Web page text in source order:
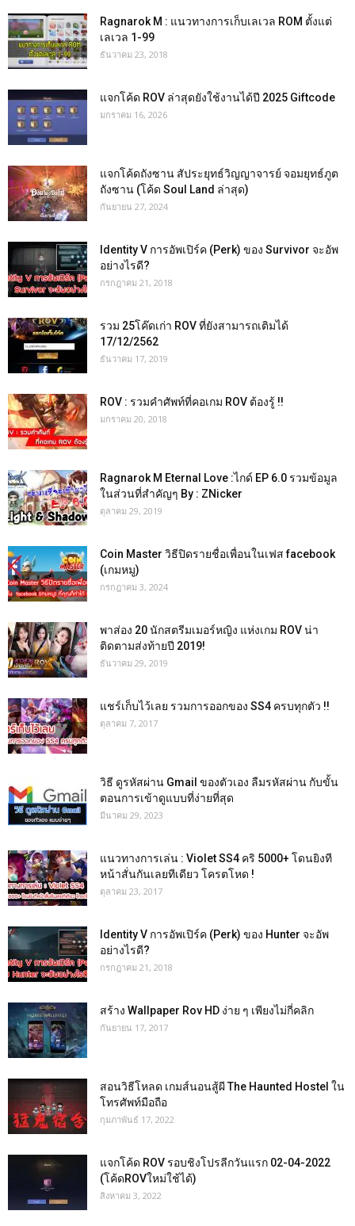
Ragnarok M : แนวทางการเก็บเลเวล ROM ตั้งแต่
เลเวล 1-99
ธันวาคม 23, 2018
แจกโค้ด ROV ล่าสุดยังใช้งานได้ปี 2025 Giftcode
มกราคม 16, 2026
แจกโค้ดถังซาน สัประยุทธ์วิญญาจารย์ จอมยุทธ์ภูต
ถังซาน (โค้ด Soul Land ล่าสุด)
กันยายน 27, 2024
Identity V การอัพเปิร์ค (Perk) ของ Survivor จะอัพ
อย่างไรดี?
กรกฎาคม 21, 2018
รวม 25โค๊ดเก่า ROV ที่ยังสามารถเติมได้
17/12/2562
ธันวาคม 17, 2019
ROV : รวมคำศัพท์ที่คอเกม ROV ต้องรู้ !!
มกราคม 20, 2018
Ragnarok M Eternal Love :ไกด์ EP 6.0 รวมข้อมูล
ในส่วนที่สำคัญๆ By : ZNicker
ตุลาคม 29, 2019
Coin Master วิธีปิดรายชื่อเพื่อนในเฟส facebook
(เกมหมู)
กรกฎาคม 3, 2024
พาส่อง 20 นักสตรีมเมอร์หญิง แห่งเกม ROV น่า
ติดตามส่งท้ายปี 2019!
ธันวาคม 29, 2019
แชร์เก็บไว้เลย รวมการออกของ SS4 ครบทุกตัว !!
ตุลาคม 7, 2017
วิธี ดูรหัสผ่าน Gmail ของตัวเอง ลืมรหัสผ่าน กับขั้น
ตอนการเข้าดูแบบที่ง่ายที่สุด
มีนาคม 29, 2023
แนวทางการเล่น : Violet SS4 คริ 5000+ โดนยิงที
หน้าสั่นกันเลยทีเดียว โครตโหด !
ตุลาคม 23, 2017
Identity V การอัพเปิร์ค (Perk) ของ Hunter จะอัพ
อย่างไรดี?
กรกฎาคม 21, 2018
สร้าง Wallpaper Rov HD ง่าย ๆ เพียงไม่กี่คลิก
กันยายน 17, 2017
สอนวิธีโหลด เกมส์นอนสู้ผี The Haunted Hostel ใน
โทรศัพท์มือถือ
กุมภาพันธ์ 17, 2022
แจกโค้ด ROV รอบชิงโปรลีกวันแรก 02-04-2022
(โค้ดROVใหม่ใช้ได้)
สิงหาคม 3, 2022